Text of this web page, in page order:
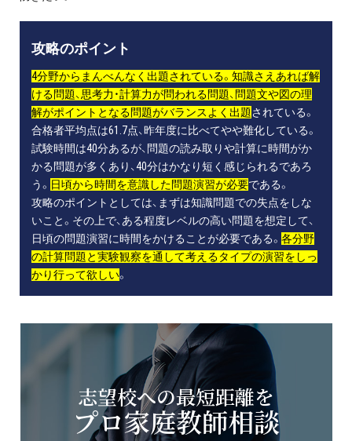
攻略のポイント
4分野からまんべんなく出題されている。知識さえあれば解
ける問題、思考力・計算力が問われる問題、問題文や図の理
解がポイントとなる問題がバランスよく出題されている。
合格者平均点は61.7点、昨年度に比べてやや難化している。
試験時間は40分あるが、問題の読み取りや計算に時間がか
かる問題が多くあり、40分はかなり短く感じられるであろ
う。 日頃から時間を意識した問題演習が必要である。
攻略のポイントとしては、まずは知識問題での失点をしな
いこと。その上で、ある程度レベルの高い問題を想定して、
日頃の問題演習に時間をかけることが必要である。 各分野
の計算問題と実験観察を通して考えるタイプの演習をしっ
かり行って欲しい。
志望校への最短距離を
プロ家庭教師相談